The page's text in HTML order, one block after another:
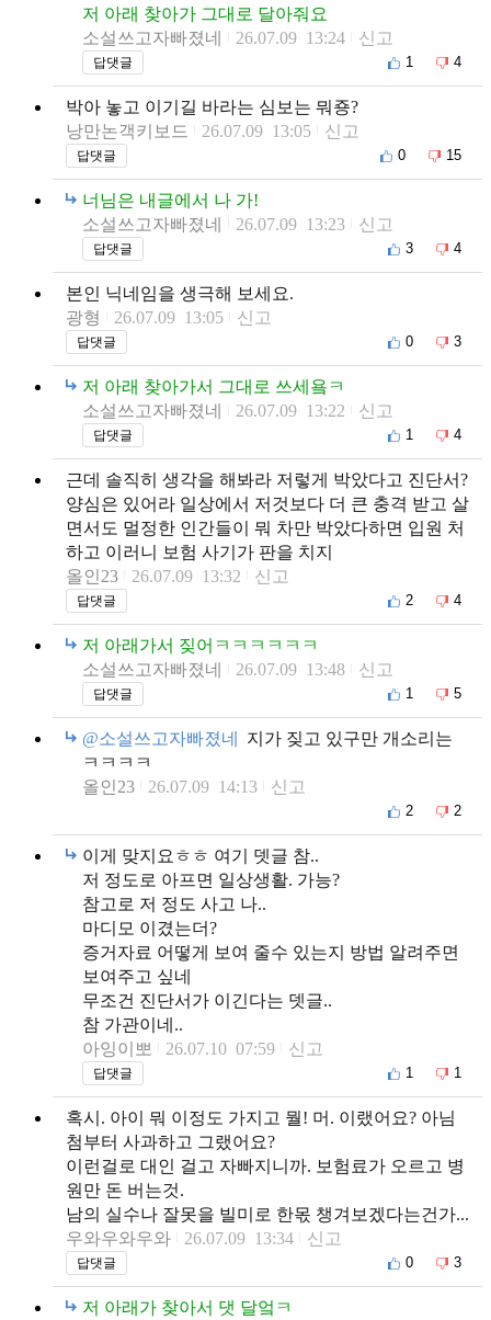
저 아래 찾아가 그대로 달아줘요
소설쓰고자빠졌네
26.07.09 13:24 신고
답댓글 1 4
박아 놓고 이기길 바라는 심보는 뭐죵?
낭만논객키보드
26.07.09 13:05 신고
답댓글 0 15
너님은 내글에서 나 가!
소설쓰고자빠졌네
26.07.09 13:23 신고
답댓글 3 4
본인 닉네임을 생극해 보세요.
광형
26.07.09 13:05 신고
답댓글 0 3
저 아래 찾아가서 그대로 쓰세욬ㅋ
소설쓰고자빠졌네
26.07.09 13:22 신고
답댓글 1 4
근데 솔직히 생각을 해봐라 저렇게 박았다고 진단서?
양심은 있어라 일상에서 저것보다 더 큰 충격 받고 살
면서도 멀정한 인간들이 뭐 차만 박았다하면 입원 처
하고 이러니 보험 사기가 판을 치지
올인23
26.07.09 13:32 신고
답댓글 2 4
저 아래가서 짖어ㅋㅋㅋㅋㅋㅋ
소설쓰고자빠졌네
26.07.09 13:48 신고
답댓글 1 5
@소설쓰고자빠졌네
지가 짖고 있구만 개소리는
ㅋㅋㅋㅋ
올인23
26.07.09 14:13 신고
2 2
이게 맞지요ㅎㅎ 여기 뎃글 참..
저 정도로 아프면 일상생활. 가능?
참고로 저 정도 사고 나..
마디모 이겼는더?
증거자료 어떻게 보여 줄수 있는지 방법 알려주면
보여주고 싶네
무조건 진단서가 이긴다는 뎃글..
참 가관이네..
아잉이뽀
26.07.10 07:59 신고
답댓글 1 1
혹시. 아이 뭐 이정도 가지고 뭘! 머. 이랬어요? 아님
첨부터 사과하고 그랬어요?
이런걸로 대인 걸고 자빠지니까. 보험료가 오르고 병
원만 돈 버는것.
남의 실수나 잘못을 빌미로 한몫 챙겨보겠다는건가...
우와우와우와
26.07.09 13:34 신고
답댓글 0 3
저 아래가 찾아서 댓 달엌ㅋ